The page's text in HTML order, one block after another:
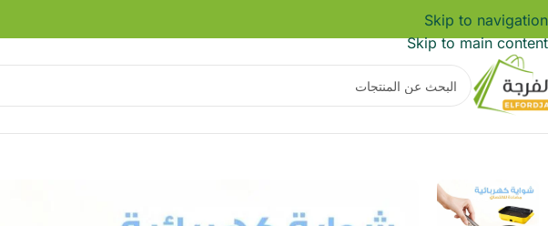
Skip to navigation
Skip to main content